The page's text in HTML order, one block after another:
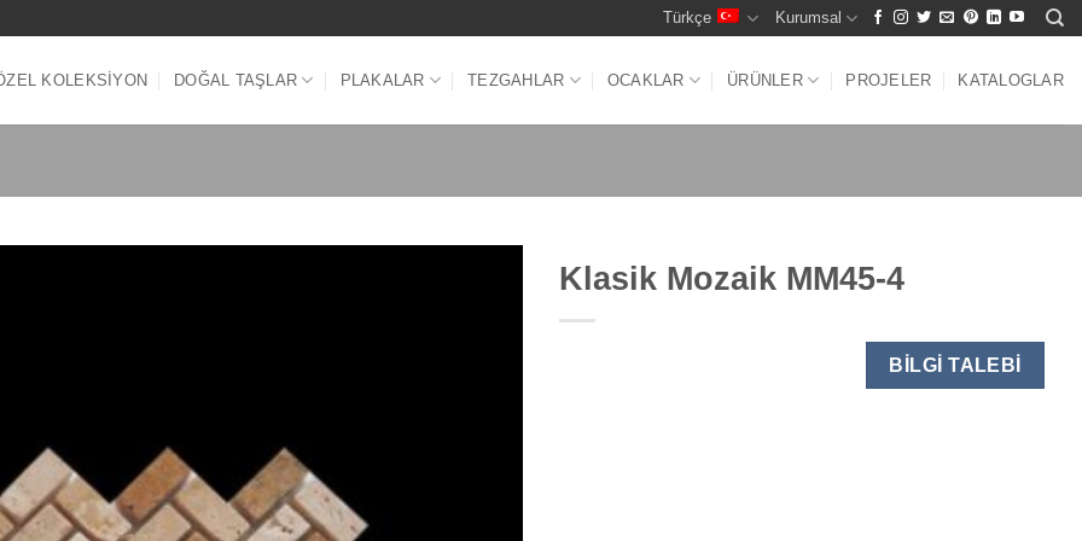
Türkçe Kurumsal
KOLEKSIYON DOĞAL TAŞLAR PLAKALAR TEZGAHLAR OCAKLAR ÜRÜNLER PROJELER KATALOGLAR
Klasik Mozaik MM45-4
BILGI TALEBI